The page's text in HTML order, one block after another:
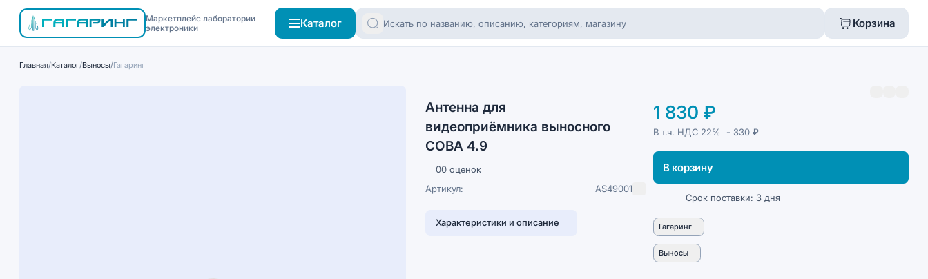
Маркетплейс лаборатории
электроники
Каталог Корзина
Главная/Каталог/Выносы/Гагаринг
Антенна для
видеоприёмника выносного
СОВА 4.9
00 оценок
Артикул:
AS49001
Характеристики и описание
1 830 ₽
В т.ч. НДС 22% - 330 ₽
В корзину
Срок поставки: 3 дня
Гагаринг
Выносы